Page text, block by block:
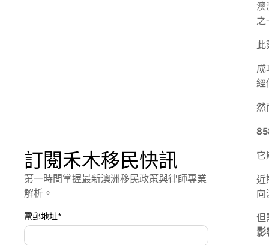
訂閱禾木移民快訊
第一時間掌握最新澳洲移民政策與律師專業
解析。
電郵地址*
澳
之
此
成
經
然
它
近
向
但
影